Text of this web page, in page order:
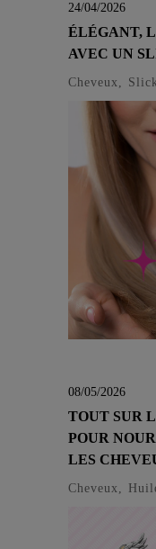
24/04/2026
ÉLÉGANT,
AVEC UN
Cheveux,
08/05/2026
TOUT SUR
POUR
LES
Cheveux,